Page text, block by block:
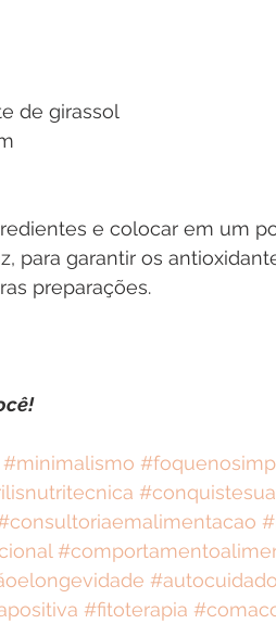
de girassol
e colocar em um
para garantir os
preparações.
#minimalismo
#autocuidado
#fitoterapia